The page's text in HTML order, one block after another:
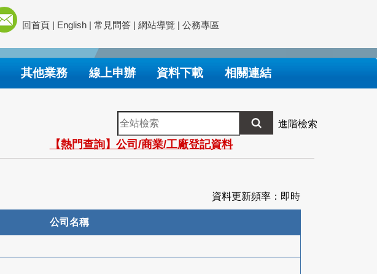
回首頁 | English | 常見問答 | 網站導覽 | 公務專區
其他業務 線上申辦 資料下載 相關連結
全
站
檢
索
進階檢索
【熱門查詢】公司/商業/工廠登記資料
資料更新頻率：即時
公司名稱